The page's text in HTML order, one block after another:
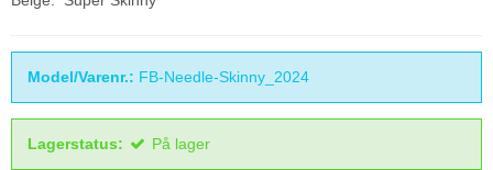
Model/Varenr.: FB-Needle-Skinny_2024
Lagerstatus: På lager